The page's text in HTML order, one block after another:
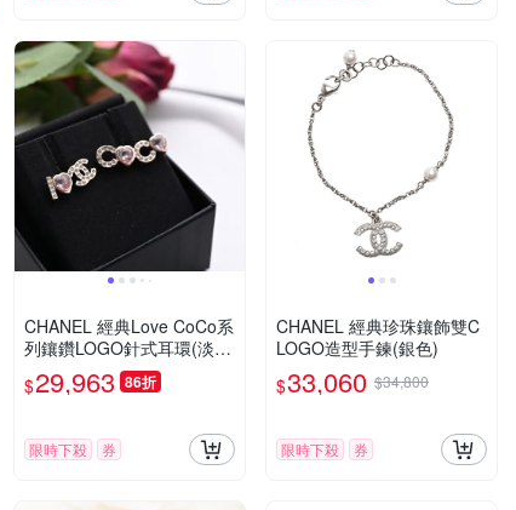
CHANEL 經典Love CoCo系
列鑲鑽LOGO針式耳環(淡
金)
$29,963 86折
限時下殺 券
CHANEL 經典珍珠鑲飾雙C
LOGO造型手鍊(銀色)
$33,060 $34,800
限時下殺 券